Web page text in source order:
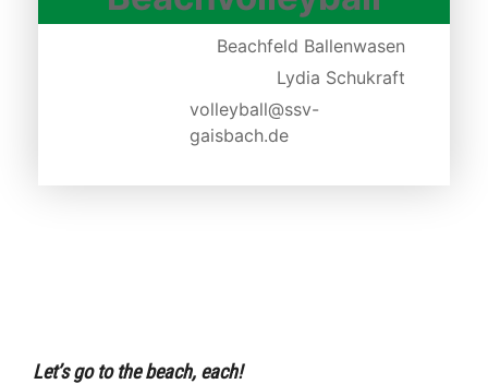
Beachfeld Ballenwasen
Lydia Schukraft
volleyball@ssv-
gaisbach.de
Let’s go to the beach, each!